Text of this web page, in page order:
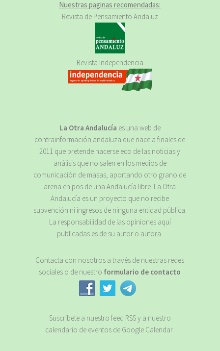
Nuestras paginas recomendadas:
Revista de Pensamiento Andaluz
Revista Independencia
La Otra Andalucía es una web de
contrainformación andaluza que nace a finales de
2011 que pretende hacerse eco de las noticias y
análisis que no salen en los medios de
comunicación de masas, aportando otro grano de
arena en pos de una Andalucía libre. La Otra
Andalucía es un proyecto que no recibe
subvención ni ingresos de ninguna entidad pública.
La responsabilidad de las opiniones aquí
publicadas es de su autor o autora.
Contacta con nosotros a través de nuestras redes
sociales o de nuestro formulario de contacto
Suscribete a nuestro feed RSS y a nuestro
calendario de eventos de Google Calendar: